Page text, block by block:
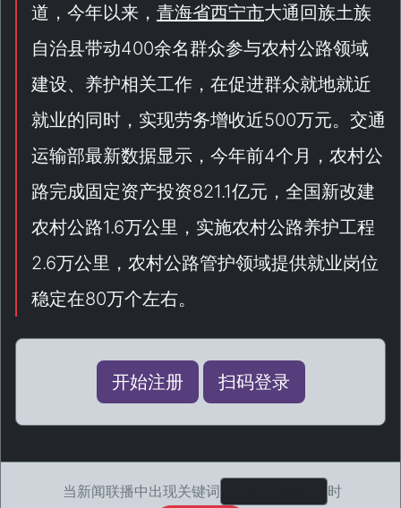
道，今年以来， 青海省西宁市大通回族土族
自治县带动400余名群众参与农村公路领域
建设、养护相关工作，在促进群众就地就近
就业的同时，实现劳务增收近500万元。交通
运输部最新数据显示，今年前4个月，农村公
路完成固定资产投资821.1亿元，全国新改建
农村公路1.6万公里，实施农村公路养护工程
2.6万公里，农村公路管护领域提供就业岗位
稳定在80万个左右。
开始注册 扫码登录
当新闻联播中出现关键词 时